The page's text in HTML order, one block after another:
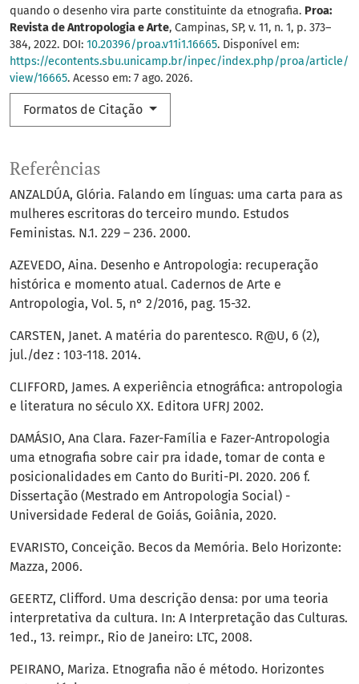
quando o desenho vira parte constituinte da etnografia. Proa:
Revista de Antropologia e Arte, Campinas, SP, v. 11, n. 1, p. 373–
384, 2022. DOI: 10.20396/proa.v11i1.16665. Disponível em:
https://econtents.sbu.unicamp.br/inpec/index.php/proa/article/
view/16665. Acesso em: 7 ago. 2026.
Formatos de Citação
Referências
ANZALDÚA, Glória. Falando em línguas: uma carta para as
mulheres escritoras do terceiro mundo. Estudos
Feministas. N.1. 229 – 236. 2000.
AZEVEDO, Aina. Desenho e Antropologia: recuperação
histórica e momento atual. Cadernos de Arte e
Antropologia, Vol. 5, n° 2/2016, pag. 15-32.
CARSTEN, Janet. A matéria do parentesco. R@U, 6 (2),
jul./dez : 103-118. 2014.
CLIFFORD, James. A experiência etnográfica: antropologia
e literatura no século XX. Editora UFRJ 2002.
DAMÁSIO, Ana Clara. Fazer-Família e Fazer-Antropologia
uma etnografia sobre cair pra idade, tomar de conta e
posicionalidades em Canto do Buriti-PI. 2020. 206 f.
Dissertação (Mestrado em Antropologia Social) -
Universidade Federal de Goiás, Goiânia, 2020.
EVARISTO, Conceição. Becos da Memória. Belo Horizonte:
Mazza, 2006.
GEERTZ, Clifford. Uma descrição densa: por uma teoria
interpretativa da cultura. In: A Interpretação das Culturas.
1ed., 13. reimpr., Rio de Janeiro: LTC, 2008.
PEIRANO, Mariza. Etnografia não é método. Horizontes